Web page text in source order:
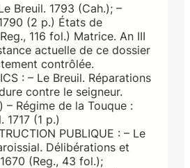
Breuil. 1793 (Cah.); –
(2 p.) États de
116 fol.) Matrice. An III
actuelle de ce dossier
contrôlée.
: – Le Breuil. Réparations
contre le seigneur.
– Régime de la Touque :
1717 (1 p.)
PUBLIQUE : – Le
Délibérations et
(Reg., 43 fol.);